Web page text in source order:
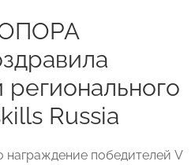
Russia
победителей V